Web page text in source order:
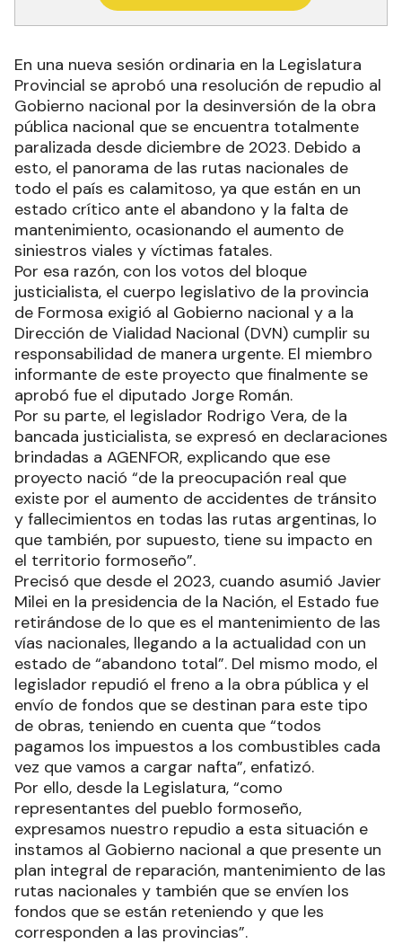
En una nueva sesión ordinaria en la Legislatura
Provincial se aprobó una resolución de repudio al
Gobierno nacional por la desinversión de la obra
pública nacional que se encuentra totalmente
paralizada desde diciembre de 2023. Debido a
esto, el panorama de las rutas nacionales de
todo el país es calamitoso, ya que están en un
estado crítico ante el abandono y la falta de
mantenimiento, ocasionando el aumento de
siniestros viales y víctimas fatales.
Por esa razón, con los votos del bloque
justicialista, el cuerpo legislativo de la provincia
de Formosa exigió al Gobierno nacional y a la
Dirección de Vialidad Nacional (DVN) cumplir su
responsabilidad de manera urgente. El miembro
informante de este proyecto que finalmente se
aprobó fue el diputado Jorge Román.
Por su parte, el legislador Rodrigo Vera, de la
bancada justicialista, se expresó en declaraciones
brindadas a AGENFOR, explicando que ese
proyecto nació “de la preocupación real que
existe por el aumento de accidentes de tránsito
y fallecimientos en todas las rutas argentinas, lo
que también, por supuesto, tiene su impacto en
el territorio formoseño”.
Precisó que desde el 2023, cuando asumió Javier
Milei en la presidencia de la Nación, el Estado fue
retirándose de lo que es el mantenimiento de las
vías nacionales, llegando a la actualidad con un
estado de “abandono total”. Del mismo modo, el
legislador repudió el freno a la obra pública y el
envío de fondos que se destinan para este tipo
de obras, teniendo en cuenta que “todos
pagamos los impuestos a los combustibles cada
vez que vamos a cargar nafta”, enfatizó.
Por ello, desde la Legislatura, “como
representantes del pueblo formoseño,
expresamos nuestro repudio a esta situación e
instamos al Gobierno nacional a que presente un
plan integral de reparación, mantenimiento de las
rutas nacionales y también que se envíen los
fondos que se están reteniendo y que les
corresponden a las provincias”.